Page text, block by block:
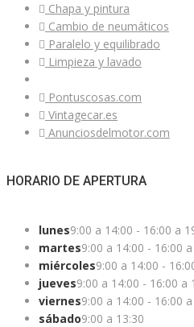
Chapa y pintura
Cambio de neumáticos
Paralelo y equilibrado
Limpieza y lavado
Pontuscosas.com
Vintagecar.es
Anunciosdelmotor.com
HORARIO DE APERTURA
lunes9:00 a 14:00 - 16:00 a
martes9:00 a 14:00 - 16:00
miércoles9:00 a 14:00 -
jueves9:00 a 14:00 - 16:00 a
viernes9:00 a 14:00 - 16:00
sábado9:00 a 13:30